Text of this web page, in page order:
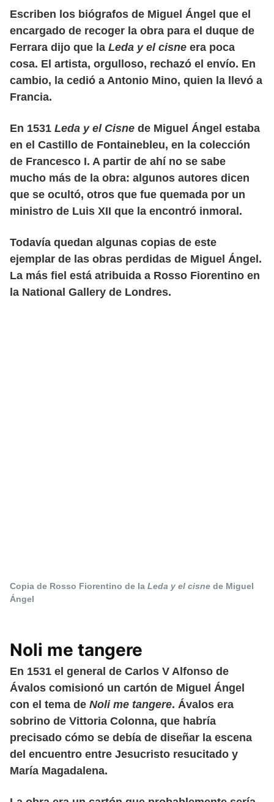
Escriben los biógrafos de Miguel Ángel que el
encargado de recoger la obra para el duque de
Ferrara dijo que la Leda y el cisne era poca
cosa. El artista, orgulloso, rechazó el envío. En
cambio, la cedió a Antonio Mino, quien la llevó a
Francia.
En 1531 Leda y el Cisne de Miguel Ángel estaba
en el Castillo de Fontainebleu, en la colección
de Francesco I. A partir de ahí no se sabe
mucho más de la obra: algunos autores dicen
que se ocultó, otros que fue quemada por un
ministro de Luis XII que la encontró inmoral.
Todavía quedan algunas copias de este
ejemplar de las obras perdidas de Miguel Ángel.
La más fiel está atribuida a Rosso Fiorentino en
la National Gallery de Londres.
Copia de Rosso Fiorentino de la Leda y el cisne de Miguel
Ángel
Noli me tangere
En 1531 el general de Carlos V Alfonso de
Ávalos comisionó un cartón de Miguel Ángel
con el tema de Noli me tangere. Ávalos era
sobrino de Vittoria Colonna, que habría
precisado cómo se debía de diseñar la escena
del encuentro entre Jesucristo resucitado y
María Magadalena.